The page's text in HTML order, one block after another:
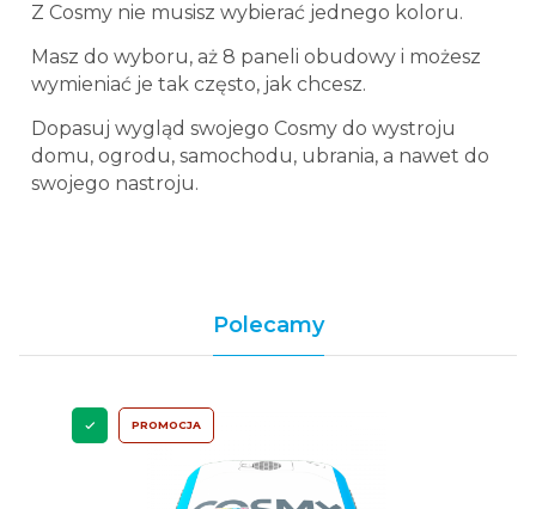
Z Cosmy nie musisz wybierać jednego koloru.
Masz do wyboru, aż 8 paneli obudowy i możesz
wymieniać je tak często, jak chcesz.
Dopasuj wygląd swojego Cosmy do wystroju
domu, ogrodu, samochodu, ubrania, a nawet do
swojego nastroju.
Polecamy
PROMOCJA